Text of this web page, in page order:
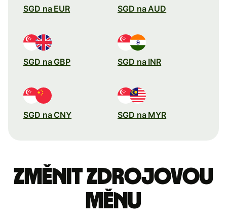
SGD na EUR SGD na AUD
SGD na GBP SGD na INR
SGD na CNY SGD na MYR
Změnit zdrojovou
měnu